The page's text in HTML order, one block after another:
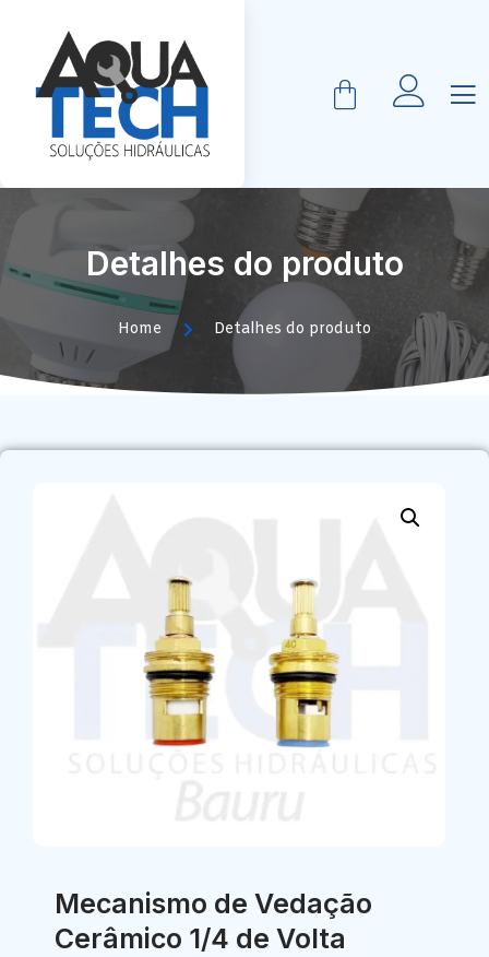
Detalhes do produto
Home Detalhes do produto
Mecanismo de Vedação
Cerâmico 1/4 de Volta